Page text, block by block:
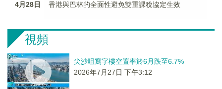
4月28日 香港與巴林的全面性避免雙重課稅協定生效
視頻
尖沙咀寫字樓空置率於6月跌至6.7%
2026年7月27日 下午3:12